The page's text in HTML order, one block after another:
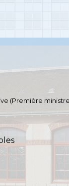
(Première